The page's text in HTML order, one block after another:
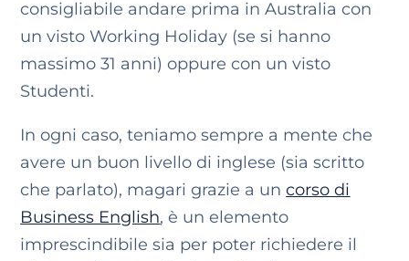
consigliabile andare prima in Australia con
un visto Working Holiday (se si hanno
massimo 31 anni) oppure con un visto
Studenti.
In ogni caso, teniamo sempre a mente che
avere un buon livello di inglese (sia scritto
che parlato), magari grazie a uncorso di
Business English, è un elemento
imprescindibile sia per poter richiedere il